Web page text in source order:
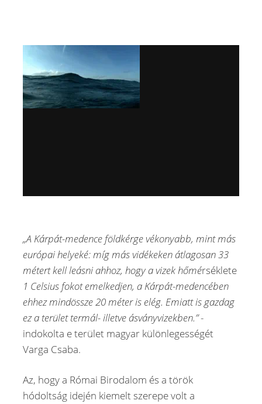
„A Kárpát-medence földkérge vékonyabb, mint más
európai helyeké: míg más vidékeken átlagosan 33
métert kell leásni ahhoz, hogy a vizek hőmérséklete
1 Celsius fokot emelkedjen, a Kárpát-medencében
ehhez mindössze 20 méter is elég. Emiatt is gazdag
ez a terület termál- illetve ásványvizekben.”-
indokolta e terület magyar különlegességét
Varga Csaba.
Az, hogy a Római Birodalom és a török
hódoltság idején kiemelt szerepe volt a